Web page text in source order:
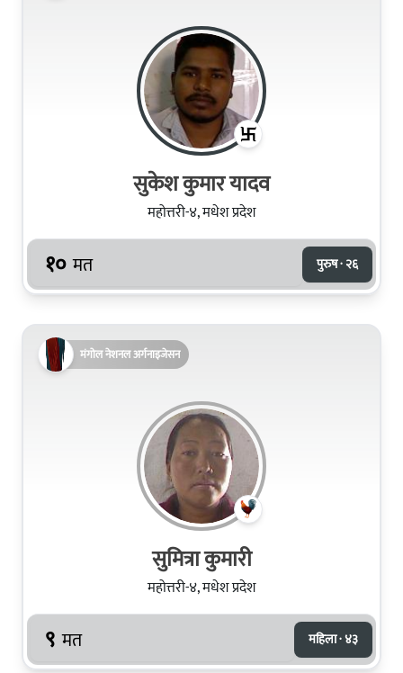
सुकेश कुमार यादव
महोत्तरी-४, मधेश प्रदेश
१० मत पुरुष · २६
मंगोल नेशनल अर्गनाइजेसन
सुमित्रा कुमारी
महोत्तरी-४, मधेश प्रदेश
९ मत महिला · ४३